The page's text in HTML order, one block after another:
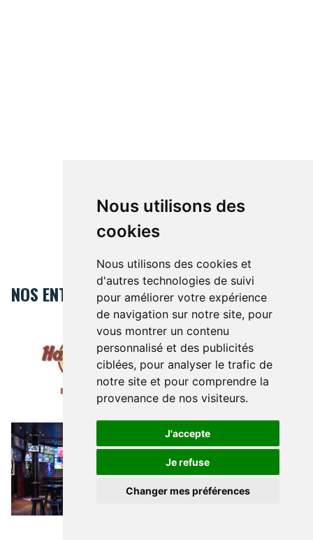
Nous utilisons des
cookies
Nous utilisons des cookies et
d'autres technologies de suivi
pour améliorer votre expérience
de navigation sur notre site, pour
vous montrer un contenu
personnalisé et des publicités
ciblées, pour analyser le trafic de
notre site et pour comprendre la
provenance de nos visiteurs.
J'accepte
Je refuse
Changer mes préférences
NOS ENTREPRISES
RESTAURANTS
HARD ROCK CAFE BRUXELLES
L’enseigne à la guitare vous fait
vivre des moments d’exception
12a Grand Place 1000
THE BIG GAME
incontournable du centre qui
mêle sport, musique et petits
prix
The Big Game